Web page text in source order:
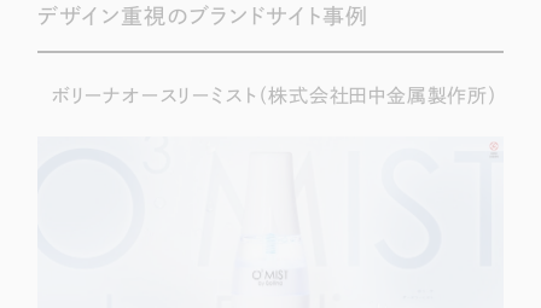
デザイン重視のブランドサイト事例
ボリーナオースリーミスト（株式会社田中金属製作所）